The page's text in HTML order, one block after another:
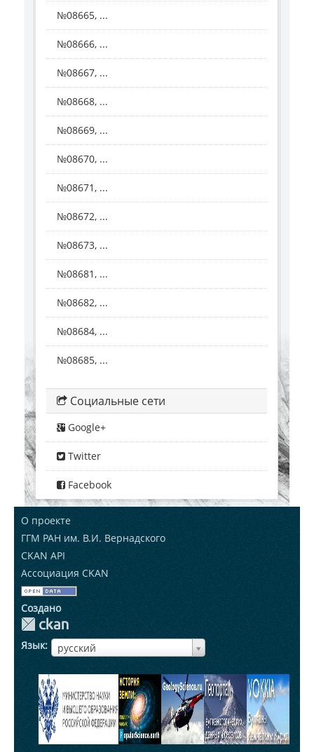
№08665, ...
№08666, ...
№08667, ...
№08668, ...
№08669, ...
№08670, ...
№08671, ...
№08672, ...
№08673, ...
№08681, ...
№08682, ...
№08684, ...
№08685, ...
Социальные сети
Google+
Twitter
Facebook
О проекте
ГГМ РАН им. В.И. Вернадского
CKAN API
Ассоциация CKAN
Создано
Язык русский
ЯзыкЯзык